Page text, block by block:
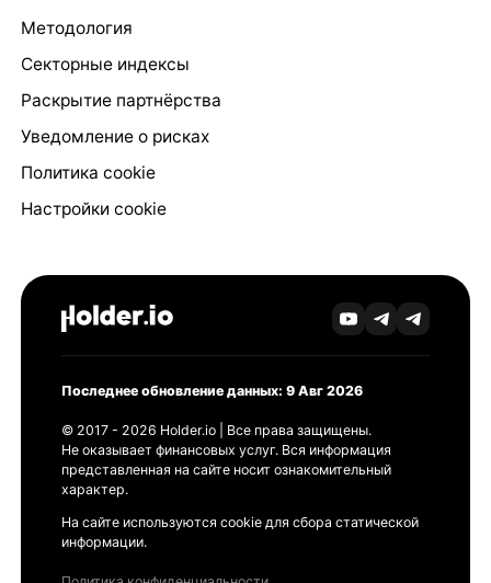
Методология
Секторные индексы
Раскрытие партнёрства
Уведомление о рисках
Политика cookie
Настройки cookie
Последнее обновление данных: 9 Авг 2026
© 2017 - 2026 Holder.io | Все права защищены.
Не оказывает финансовых услуг. Вся информация
представленная на сайте носит ознакомительный
характер.
На сайте используются cookie для сбора статической
информации.